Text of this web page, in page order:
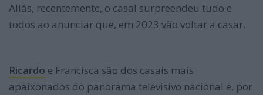
Aliás, recentemente, o casal surpreendeu tudo e
todos ao anunciar que, em 2023 vão voltar a casar.
Ricardo e Francisca são dos casais mais
apaixonados do panorama televisivo nacional e, por